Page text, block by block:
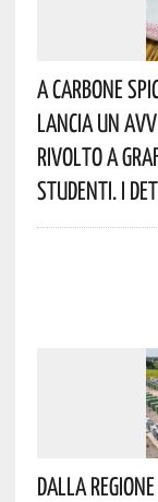
A Carbone
Lancia Un
Rivolto A
Studenti. I
Dalla